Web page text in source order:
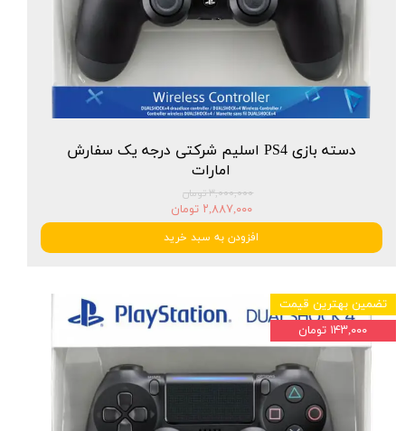
دسته بازی PS4 اسلیم شرکتی درجه یک سفارش
امارات
۳,۰۰۰,۰۰۰ تومان
۲,۸۸۷,۰۰۰ تومان
افزودن به سبد خرید
تضمین بهترین قیمت
۱۴۳,۰۰۰ تومان